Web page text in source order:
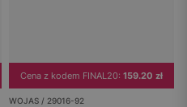
Cena z kodem FINAL20: 159.20 zł
WOJAS / 29016-92